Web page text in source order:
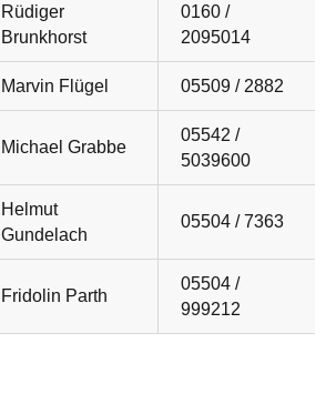
Rüdiger
Brunkhorst
0160 /
2095014
Marvin Flügel 05509 / 2882
Michael Grabbe
05542 /
5039600
Helmut
Gundelach
05504 / 7363
Fridolin Parth
05504 /
999212